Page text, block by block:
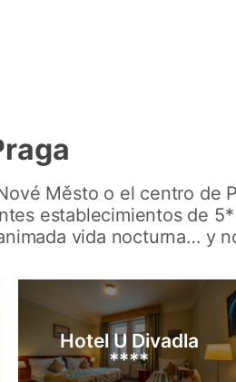
Město o el centro de
establecimientos de
vida nocturna… y
Hotel U Divadla
****